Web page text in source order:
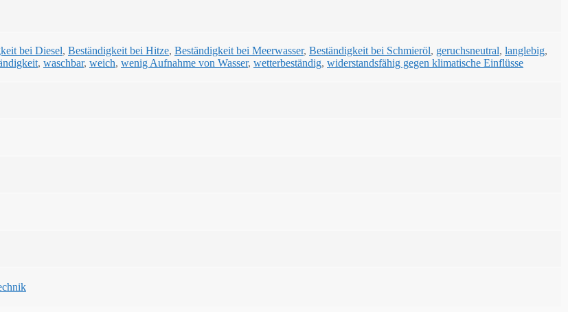
bei Diesel, Beständigkeit bei Hitze, Beständigkeit bei Meerwasser, Beständigkeit bei Schmieröl, geruchsneutral, langlebig,
, waschbar, weich, wenig Aufnahme von Wasser, wetterbeständig, widerstandsfähig gegen klimatische Einflüsse